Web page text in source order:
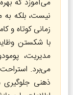
می‌آموزد که
نیست، بلکه به
زمانی کوتاه و
مدیریت،
می‌برد.
ذهنی جلوگیری